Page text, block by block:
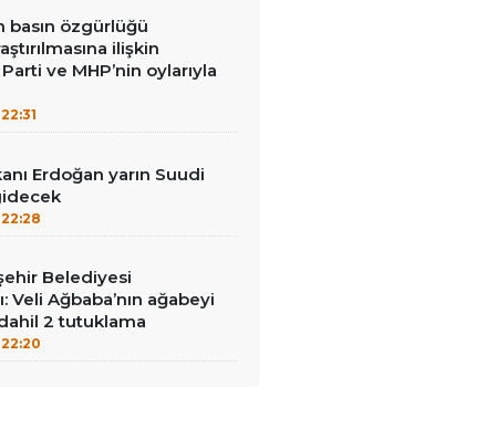
basın özgürlüğü
ilişkin
ve MHP’nin oylarıyla
22:31
Erdoğan yarın Suudi
22:28
Belediyesi
Veli Ağbaba’nın ağabeyi
2 tutuklama
22:20